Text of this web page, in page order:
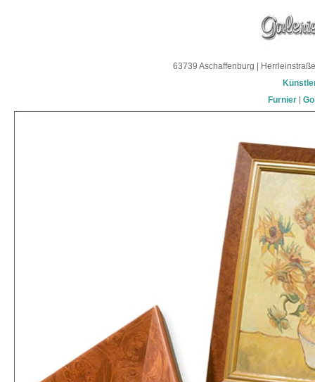
63739 Aschaffenburg |
Furnier|